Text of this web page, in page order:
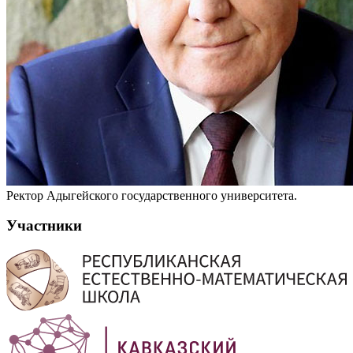
Ректор Адыгейского государственного университета.
Участники